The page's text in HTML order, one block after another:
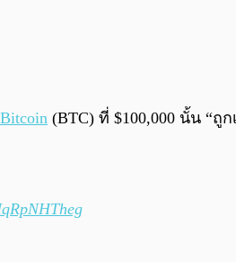
Bitcoin (BTC) ที่ $100,000 นั้น “ถู